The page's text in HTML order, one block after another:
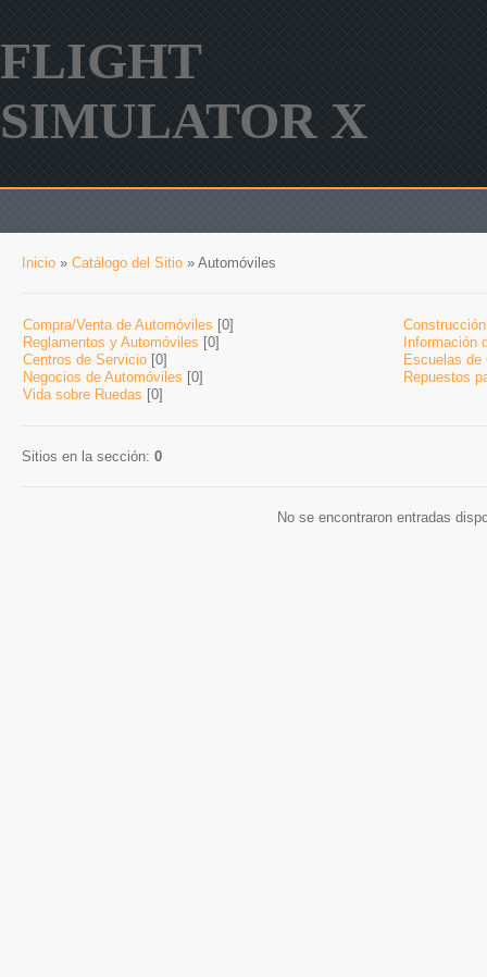
FLIGHT
SIMULATOR X
Inicio » Catálogo del Sitio » Automóviles
Compra/Venta de Automóviles [0]
Reglamentos y Automóviles [0]
Información
Centros de Servicio [0]
Escuelas de
Negocios de Automóviles [0]
Repuestos
Vida sobre Ruedas [0]
Sitios en la sección: 0
No se encontraron entradas